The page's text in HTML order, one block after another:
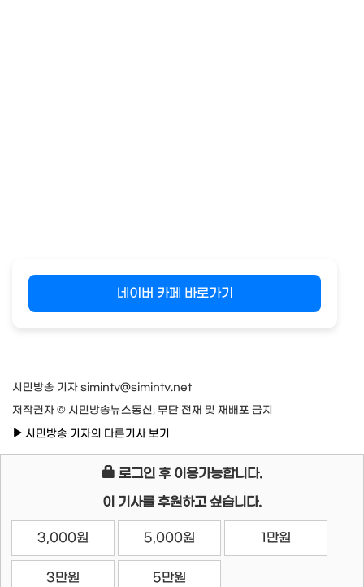
네이버 카페 바로가기
시민방송 기자 simintv@simintv.net
저작권자 © 시민방송뉴스통신, 무단 전재 및 재배포 금지
시민방송 기자의 다른기사 보기
로그인 후 이용가능합니다.
이 기사를 후원하고 싶습니다.
3,000원 5,000원 1만원
3만원 5만원